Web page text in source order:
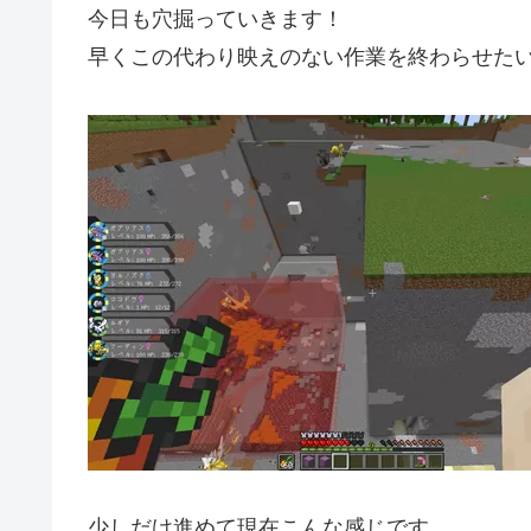
今日も穴掘っていきます！
早くこの代わり映えのない作業を終わらせた